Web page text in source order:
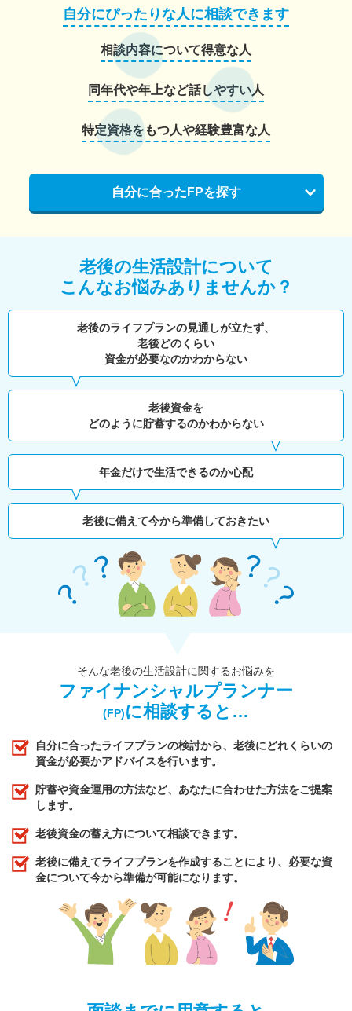
自分にぴったりな人に相談できます
相談内容について得意な人
同年代や年上など話しやすい人
特定資格をもつ人や経験豊富な人
自分に合ったFPを探す
老後の生活設計について
こんなお悩みありませんか？
老後のライフプランの見通しが立たず、
老後どのくらい
資金が必要なのかわからない
老後資金を
どのように貯蓄するのかわからない
年金だけで生活できるのか心配
老後に備えて今から準備しておきたい
そんな老後の生活設計に関するお悩みを
ファイナンシャルプランナー
(FP)に相談すると…
自分に合ったライフプランの検討から、老後にどれくらいの
資金が必要かアドバイスを行います。
貯蓄や資金運用の方法など、あなたに合わせた方法をご提案
します。
老後資金の蓄え方について相談できます。
老後に備えてライフプランを作成することにより、必要な資
金について今から準備が可能になります。